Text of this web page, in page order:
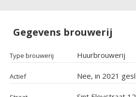
Gegevens brouwerij
Type brouwerij Huurbrouwerij
Actief